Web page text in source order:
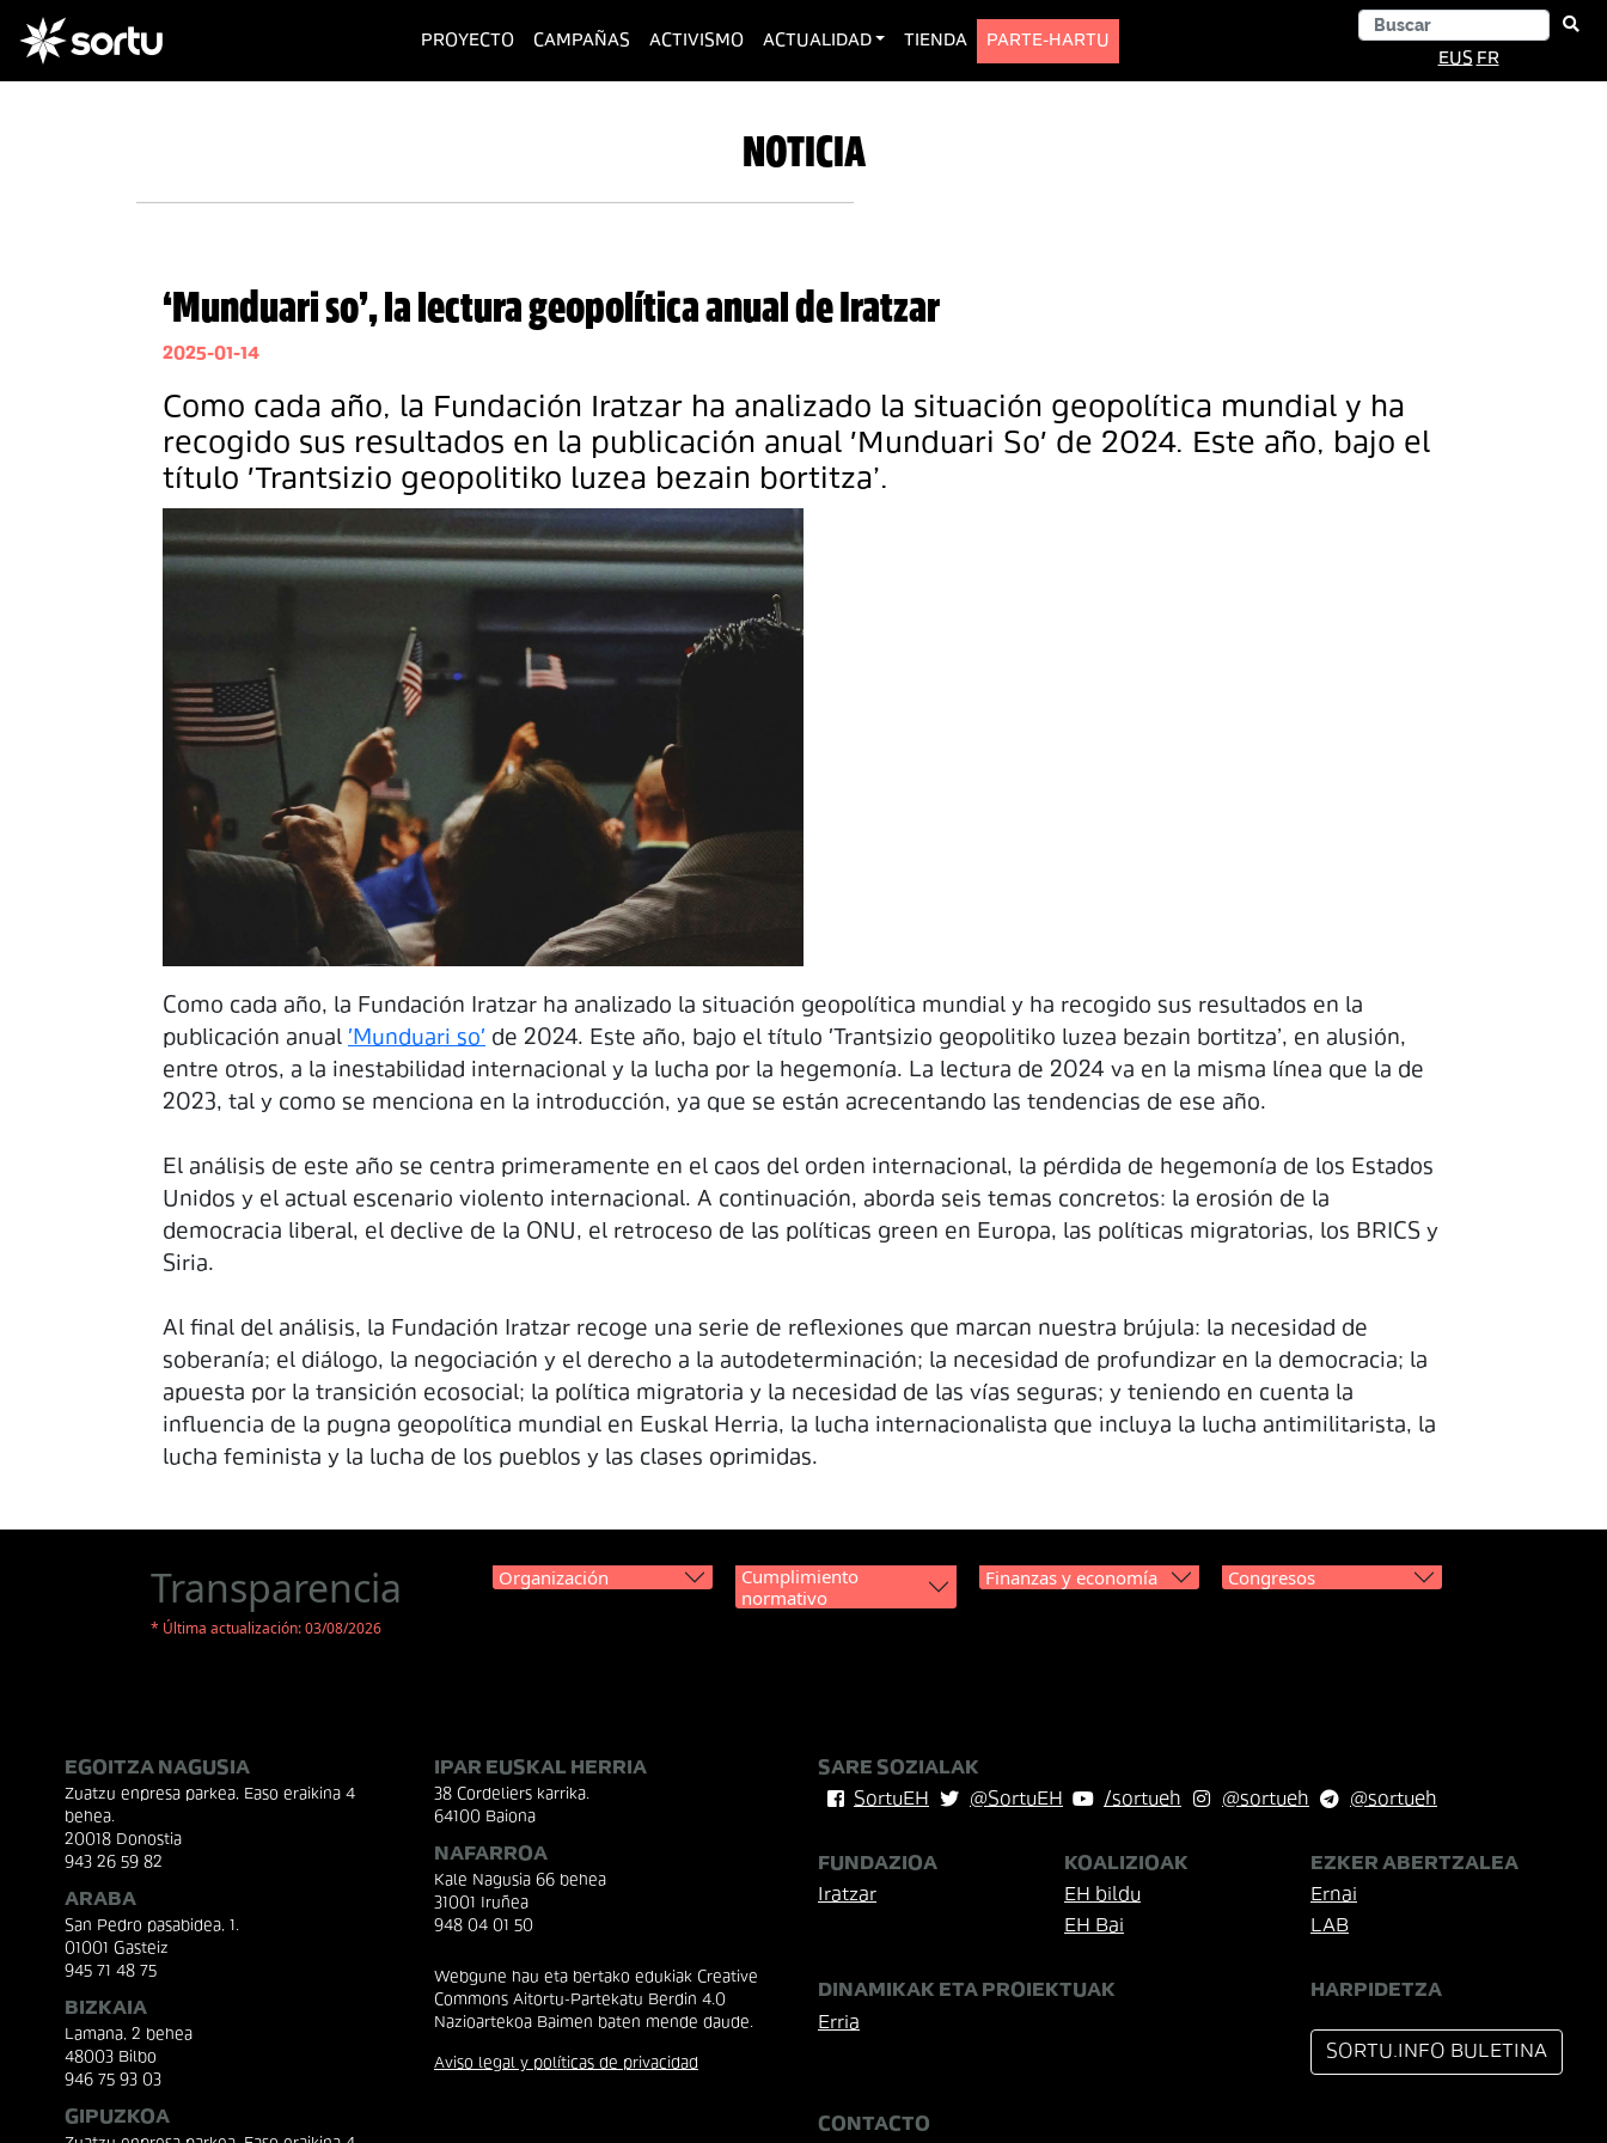
PROYECTO(current)
CAMPAÑAS ACTIVISMO ACTUALIDAD TIENDA
PARTE-HARTU
EUS FR
NOTICIA
‘Munduari so’, la lectura geopolítica anual de Iratzar
2025-01-14
Como cada año, la Fundación Iratzar ha analizado la situación geopolítica mundial y ha
recogido sus resultados en la publicación anual 'Munduari So' de 2024. Este año, bajo el
título 'Trantsizio geopolitiko luzea bezain bortitza’.
Como cada año, la Fundación Iratzar ha analizado la situación geopolítica mundial y ha recogido sus resultados en la
publicación anual 'Munduari so' de 2024. Este año, bajo el título 'Trantsizio geopolitiko luzea bezain bortitza’, en alusión,
entre otros, a la inestabilidad internacional y la lucha por la hegemonía. La lectura de 2024 va en la misma línea que la de
2023, tal y como se menciona en la introducción, ya que se están acrecentando las tendencias de ese año.
El análisis de este año se centra primeramente en el caos del orden internacional, la pérdida de hegemonía de los Estados
Unidos y el actual escenario violento internacional. A continuación, aborda seis temas concretos: la erosión de la
democracia liberal, el declive de la ONU, el retroceso de las políticas green en Europa, las políticas migratorias, los BRICS y
Siria.
Al final del análisis, la Fundación Iratzar recoge una serie de reflexiones que marcan nuestra brújula: la necesidad de
soberanía; el diálogo, la negociación y el derecho a la autodeterminación; la necesidad de profundizar en la democracia; la
apuesta por la transición ecosocial; la política migratoria y la necesidad de las vías seguras; y teniendo en cuenta la
influencia de la pugna geopolítica mundial en Euskal Herria, la lucha internacionalista que incluya la lucha antimilitarista, la
lucha feminista y la lucha de los pueblos y las clases oprimidas.
Transparencia
* Última actualización: 03/08/2026
Organización
Cumplimiento
normativo
Finanzas y economía Congresos
EGOITZA NAGUSIA
Zuatzu enpresa parkea, Easo eraikina 4
behea.
20018 Donostia
943 26 59 82
ARABA
San Pedro pasabidea, 1.
01001 Gasteiz
945 71 48 75
BIZKAIA
Lamana, 2 behea
48003 Bilbo
946 75 93 03
GIPUZKOA
IPAR EUSKAL HERRIA
38 Cordeliers karrika.
64100 Baiona
NAFARROA
Kale Nagusia 66 behea
31001 Iruñea
948 04 01 50
Webgune hau eta bertako edukiak Creative
Commons Aitortu-Partekatu Berdin 4.0
Nazioartekoa Baimen baten mende daude.
Aviso legal y políticas de privacidad
SARE SOZIALAK
SortuEH
@SortuEH /sortueh @sortueh @sortueh
FUNDAZIOA
Iratzar
KOALIZIOAK
EH bildu
EH Bai
EZKER ABERTZALEA
Ernai
LAB
DINAMIKAK ETA PROIEKTUAK
Erria
HARPIDETZA
SORTU.INFO BULETINA
CONTACTO